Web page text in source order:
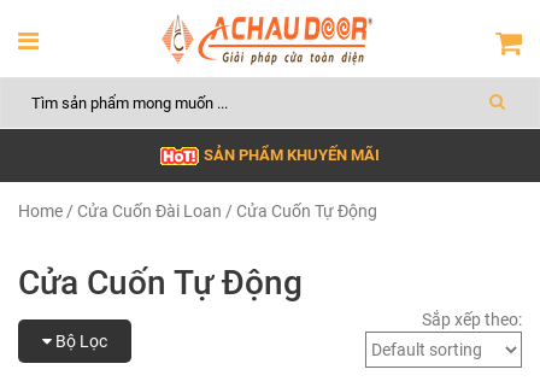
SẢN PHẨM KHUYẾN MÃI
Home / Cửa Cuốn Đài Loan / Cửa Cuốn Tự Động
Cửa Cuốn Tự Động
Bộ Lọc